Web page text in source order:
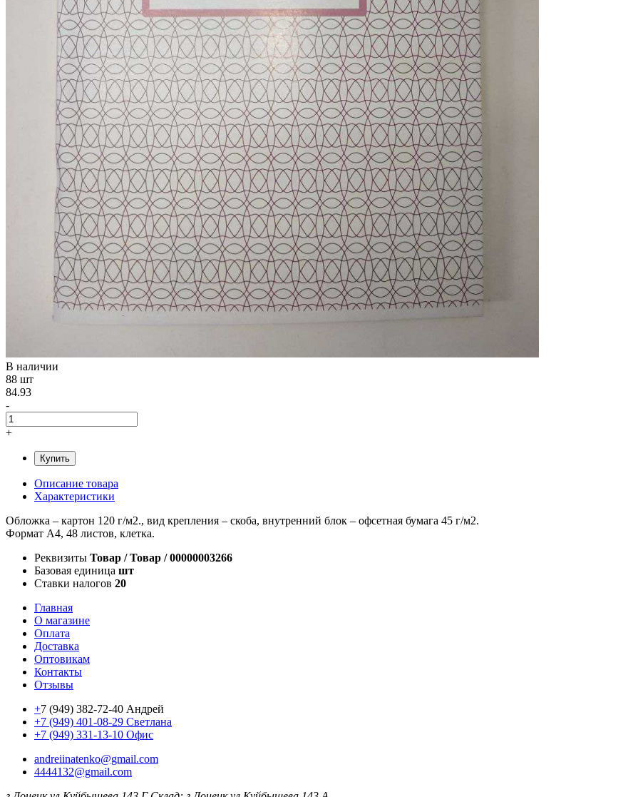
В наличии
88 шт
84.93
-
+
Купить
Описание товара
Характеристики
Обложка – картон 120 г/м2., вид крепления – скоба, внутренний блок – офсетная бумага 45 г/м2.
Формат А4, 48 листов, клетка.
Реквизиты Товар / Товар / 00000003266
Базовая единица шт
Ставки налогов 20
Главная
О магазине
Оплата
Доставка
Оптовикам
Контакты
Отзывы
+7 (949) 382-72-40 Андрей
+7 (949) 401-08-29 Светлана
+7 (949) 331-13-10 Офис
andreiinatenko@gmail.com
4444132@gmail.com